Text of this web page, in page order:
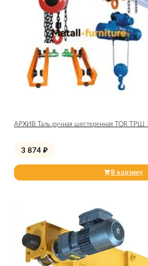
АРХИВ Таль ручная шестеренная TOR ТРШ
3 874 ₽
В корзину